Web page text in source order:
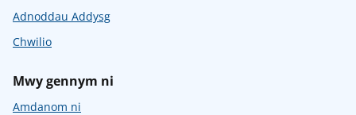
Adnoddau Addysg
Chwilio
Mwy gennym ni
Amdanom ni